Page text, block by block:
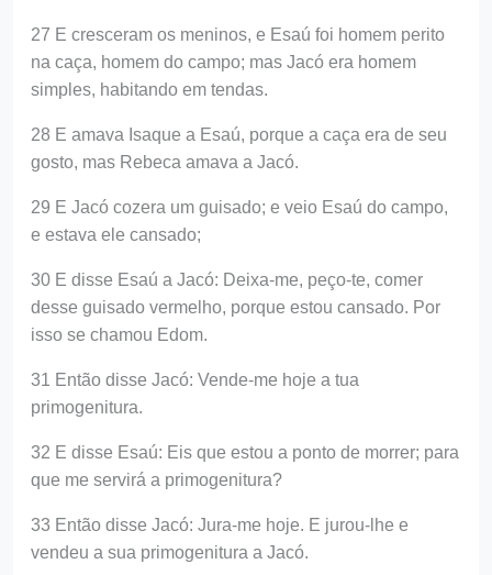
27 E cresceram os meninos, e Esaú foi homem perito
na caça, homem do campo; mas Jacó era homem
simples, habitando em tendas.
28 E amava Isaque a Esaú, porque a caça era de seu
gosto, mas Rebeca amava a Jacó.
29 E Jacó cozera um guisado; e veio Esaú do campo,
e estava ele cansado;
30 E disse Esaú a Jacó: Deixa-me, peço-te, comer
desse guisado vermelho, porque estou cansado. Por
isso se chamou Edom.
31 Então disse Jacó: Vende-me hoje a tua
primogenitura.
32 E disse Esaú: Eis que estou a ponto de morrer; para
que me servirá a primogenitura?
33 Então disse Jacó: Jura-me hoje. E jurou-lhe e
vendeu a sua primogenitura a Jacó.